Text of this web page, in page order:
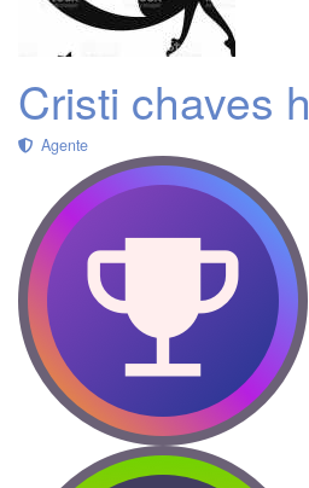
Cristi chaves h
Agente